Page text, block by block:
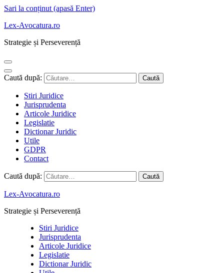
Sari la conținut (apasă Enter)
Lex-Avocatura.ro
Strategie și Perseverență
Caută după:
Stiri Juridice
Jurisprudenta
Articole Juridice
Legislatie
Dictionar Juridic
Utile
GDPR
Contact
Caută după:
Lex-Avocatura.ro
Strategie și Perseverență
Stiri Juridice
Jurisprudenta
Articole Juridice
Legislatie
Dictionar Juridic